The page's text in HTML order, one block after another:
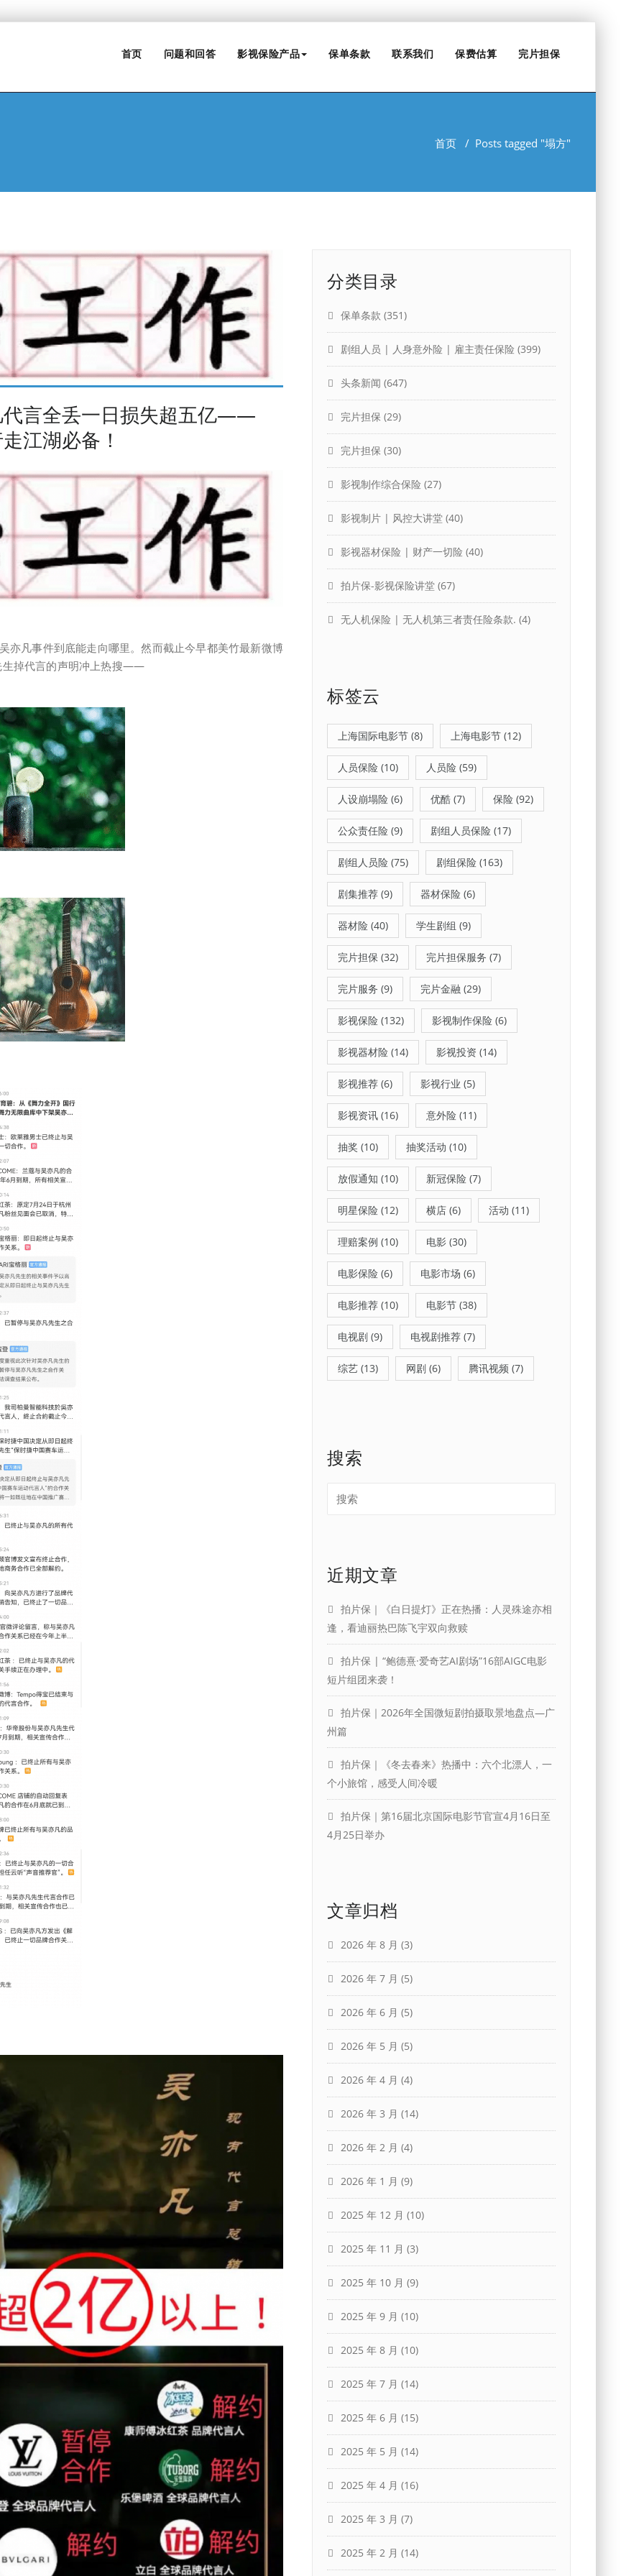
首页 问题和回答 影视保险产品 保单条款 联系我们 保费估算 完片担保
首页 / Posts tagged "塌方"
代言全丢一日损失超五亿——
江湖必备！
亦凡事件到底能走向哪里。然而截止今早都美竹最新微博
生掉代言的声明冲上热搜——
分类目录
保单条款 (351)
剧组人员 | 人身意外险 | 雇主责任保险 (399)
头条新闻 (647)
完片担保 (29)
完片担保 (30)
影视制作综合保险 (27)
影视制片 | 风控大讲堂 (40)
影视器材保险 | 财产一切险 (40)
拍片保-影视保险讲堂 (67)
无人机保险 | 无人机第三者责任险条款. (4)
标签云
上海国际电影节 (8) 上海电影节 (12)
人员保险 (10) 人员险 (59)
人设崩塌险 (6) 优酷 (7) 保险 (92)
公众责任险 (9) 剧组人员保险 (17)
剧组人员险 (75) 剧组保险 (163)
剧集推荐 (9) 器材保险 (6)
器材险 (40) 学生剧组 (9)
完片担保 (32) 完片担保服务 (7)
完片服务 (9) 完片金融 (29)
影视保险 (132) 影视制作保险 (6)
影视器材险 (14) 影视投资 (14)
影视推荐 (6) 影视行业 (5)
影视资讯 (16) 意外险 (11)
抽奖 (10) 抽奖活动 (10)
放假通知 (10) 新冠保险 (7)
明星保险 (12) 横店 (6) 活动 (11)
理赔案例 (10) 电影 (30)
电影保险 (6) 电影市场 (6)
电影推荐 (10) 电影节 (38)
电视剧 (9) 电视剧推荐 (7)
综艺 (13) 网剧 (6) 腾讯视频 (7)
搜索
近期文章
拍片保｜《白日提灯》正在热播：人灵殊途亦相
逢，看迪丽热巴陈飞宇双向救赎
拍片保 | “鲍德熹·爱奇艺AI剧场”16部AIGC电影
短片组团来袭！
拍片保｜2026年全国微短剧拍摄取景地盘点—广
州篇
拍片保｜《冬去春来》热播中：六个北漂人，一
个小旅馆，感受人间冷暖
拍片保｜第16届北京国际电影节官宣4月16日至
4月25日举办
文章归档
2026 年 8 月 (3)
2026 年 7 月 (5)
2026 年 6 月 (5)
2026 年 5 月 (5)
2026 年 4 月 (4)
2026 年 3 月 (14)
2026 年 2 月 (4)
2026 年 1 月 (9)
2025 年 12 月 (10)
2025 年 11 月 (3)
2025 年 10 月 (9)
2025 年 9 月 (10)
2025 年 8 月 (10)
2025 年 7 月 (14)
2025 年 6 月 (15)
2025 年 5 月 (14)
2025 年 4 月 (16)
2025 年 3 月 (7)
2025 年 2 月 (14)